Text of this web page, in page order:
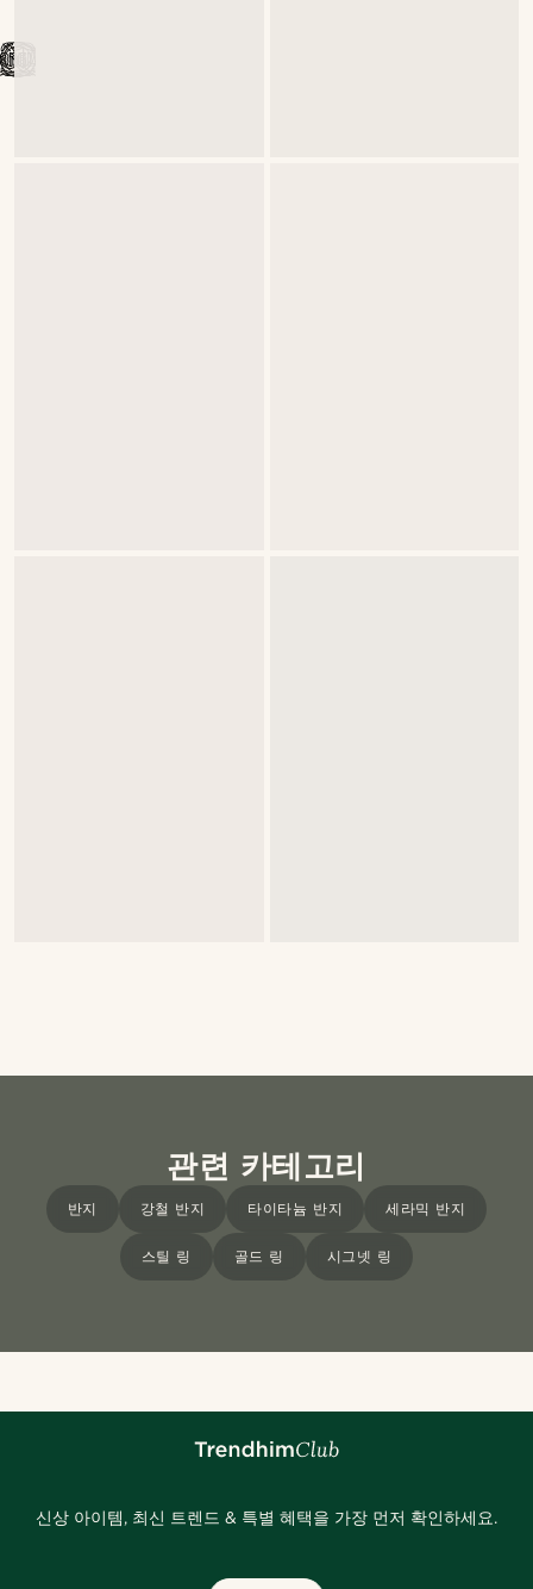
관련 카테고리
반지 강철 반지 타이타늄 반지 세라믹 반지
스틸 링 골드 링 시그넷 링
신상 아이템, 최신 트렌드 & 특별 혜택을 가장 먼저 확인하세요.